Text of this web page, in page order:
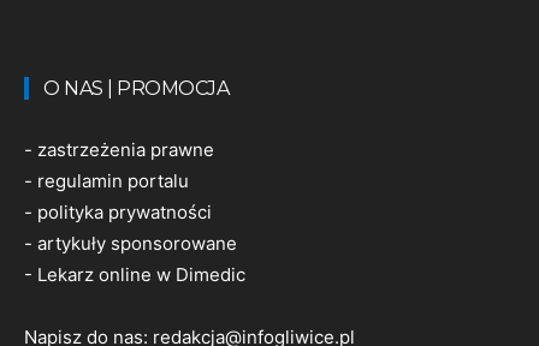
O NAS | PROMOCJA
- zastrzeżenia prawne
- regulamin portalu
- polityka prywatności
- artykuły sponsorowane
- Lekarz online w Dimedic
Napisz do nas: redakcja@infogliwice.pl